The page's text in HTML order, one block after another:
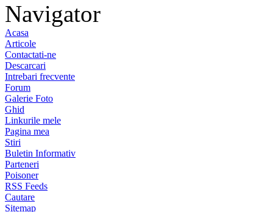
Navigator
Acasa
Articole
Contactati-ne
Descarcari
Intrebari frecvente
Forum
Galerie Foto
Ghid
Linkurile mele
Pagina mea
Stiri
Buletin Informativ
Parteneri
Poisoner
RSS Feeds
Cautare
Sitemap